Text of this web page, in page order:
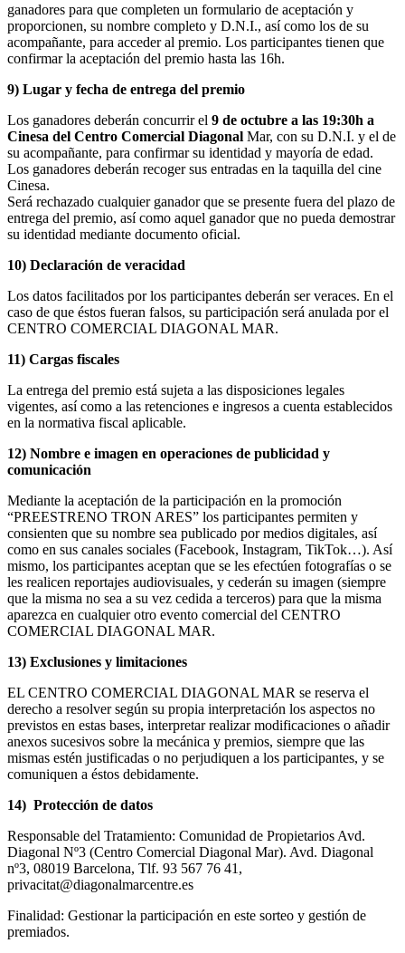
ganadores para que completen un formulario de aceptación y
proporcionen, su nombre completo y D.N.I., así como los de su
acompañante, para acceder al premio. Los participantes tienen que
confirmar la aceptación del premio hasta las 16h.
9) Lugar y fecha de entrega del premio
Los ganadores deberán concurrir el 9 de octubre a las 19:30h a
Cinesa del Centro Comercial Diagonal Mar, con su D.N.I. y el de
su acompañante, para confirmar su identidad y mayoría de edad.
Los ganadores deberán recoger sus entradas en la taquilla del cine
Cinesa.
Será rechazado cualquier ganador que se presente fuera del plazo de
entrega del premio, así como aquel ganador que no pueda demostrar
su identidad mediante documento oficial.
10) Declaración de veracidad
Los datos facilitados por los participantes deberán ser veraces. En el
caso de que éstos fueran falsos, su participación será anulada por el
CENTRO COMERCIAL DIAGONAL MAR.
11) Cargas fiscales
La entrega del premio está sujeta a las disposiciones legales
vigentes, así como a las retenciones e ingresos a cuenta establecidos
en la normativa fiscal aplicable.
12) Nombre e imagen en operaciones de publicidad y
comunicación
Mediante la aceptación de la participación en la promoción
“PREESTRENO TRON ARES” los participantes permiten y
consienten que su nombre sea publicado por medios digitales, así
como en sus canales sociales (Facebook, Instagram, TikTok…). Así
mismo, los participantes aceptan que se les efectúen fotografías o se
les realicen reportajes audiovisuales, y cederán su imagen (siempre
que la misma no sea a su vez cedida a terceros) para que la misma
aparezca en cualquier otro evento comercial del CENTRO
COMERCIAL DIAGONAL MAR.
13) Exclusiones y limitaciones
EL CENTRO COMERCIAL DIAGONAL MAR se reserva el
derecho a resolver según su propia interpretación los aspectos no
previstos en estas bases, interpretar realizar modificaciones o añadir
anexos sucesivos sobre la mecánica y premios, siempre que las
mismas estén justificadas o no perjudiquen a los participantes, y se
comuniquen a éstos debidamente.
14) Protección de datos
Responsable del Tratamiento: Comunidad de Propietarios Avd.
Diagonal Nº3 (Centro Comercial Diagonal Mar). Avd. Diagonal
nº3, 08019 Barcelona, Tlf. 93 567 76 41,
privacitat@diagonalmarcentre.es
Finalidad: Gestionar la participación en este sorteo y gestión de
premiados.